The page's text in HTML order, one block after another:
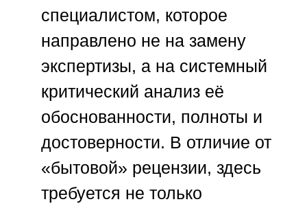
специалистом, которое
направлено не на замену
экспертизы, а на системный
критический анализ её
обоснованности, полноты и
достоверности. В отличие от
«бытовой» рецензии, здесь
требуется не только